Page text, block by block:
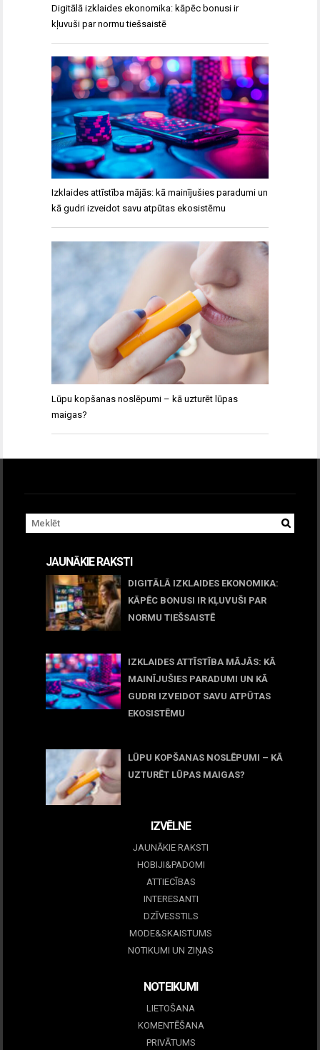
Digitālā izklaides ekonomika: kāpēc bonusi ir
kļuvuši par normu tiešsaistē
Izklaides attīstība mājās: kā mainījušies paradumi un
kā gudri izveidot savu atpūtas ekosistēmu
Lūpu kopšanas noslēpumi – kā uzturēt lūpas
maigas?
JAUNĀKIE RAKSTI
DIGITĀLĀ IZKLAIDES EKONOMIKA:
KĀPĒC BONUSI IR KĻUVUŠI PAR
NORMU TIEŠSAISTĒ
IZKLAIDES ATTĪSTĪBA MĀJĀS: KĀ
MAINĪJUŠIES PARADUMI UN KĀ
GUDRI IZVEIDOT SAVU ATPŪTAS
EKOSISTĒMU
LŪPU KOPŠANAS NOSLĒPUMI – KĀ
UZTURĒT LŪPAS MAIGAS?
IZVĒLNE
JAUNĀKIE RAKSTI
HOBIJI&PADOMI
ATTIECĪBAS
INTERESANTI
DZĪVESSTILS
MODE&SKAISTUMS
NOTIKUMI UN ZIŅAS
NOTEIKUMI
LIETOŠANA
KOMENTĒŠANA
PRIVĀTUMS